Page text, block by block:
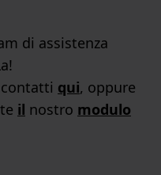
di assistenza
qui, oppure
il nostro modulo